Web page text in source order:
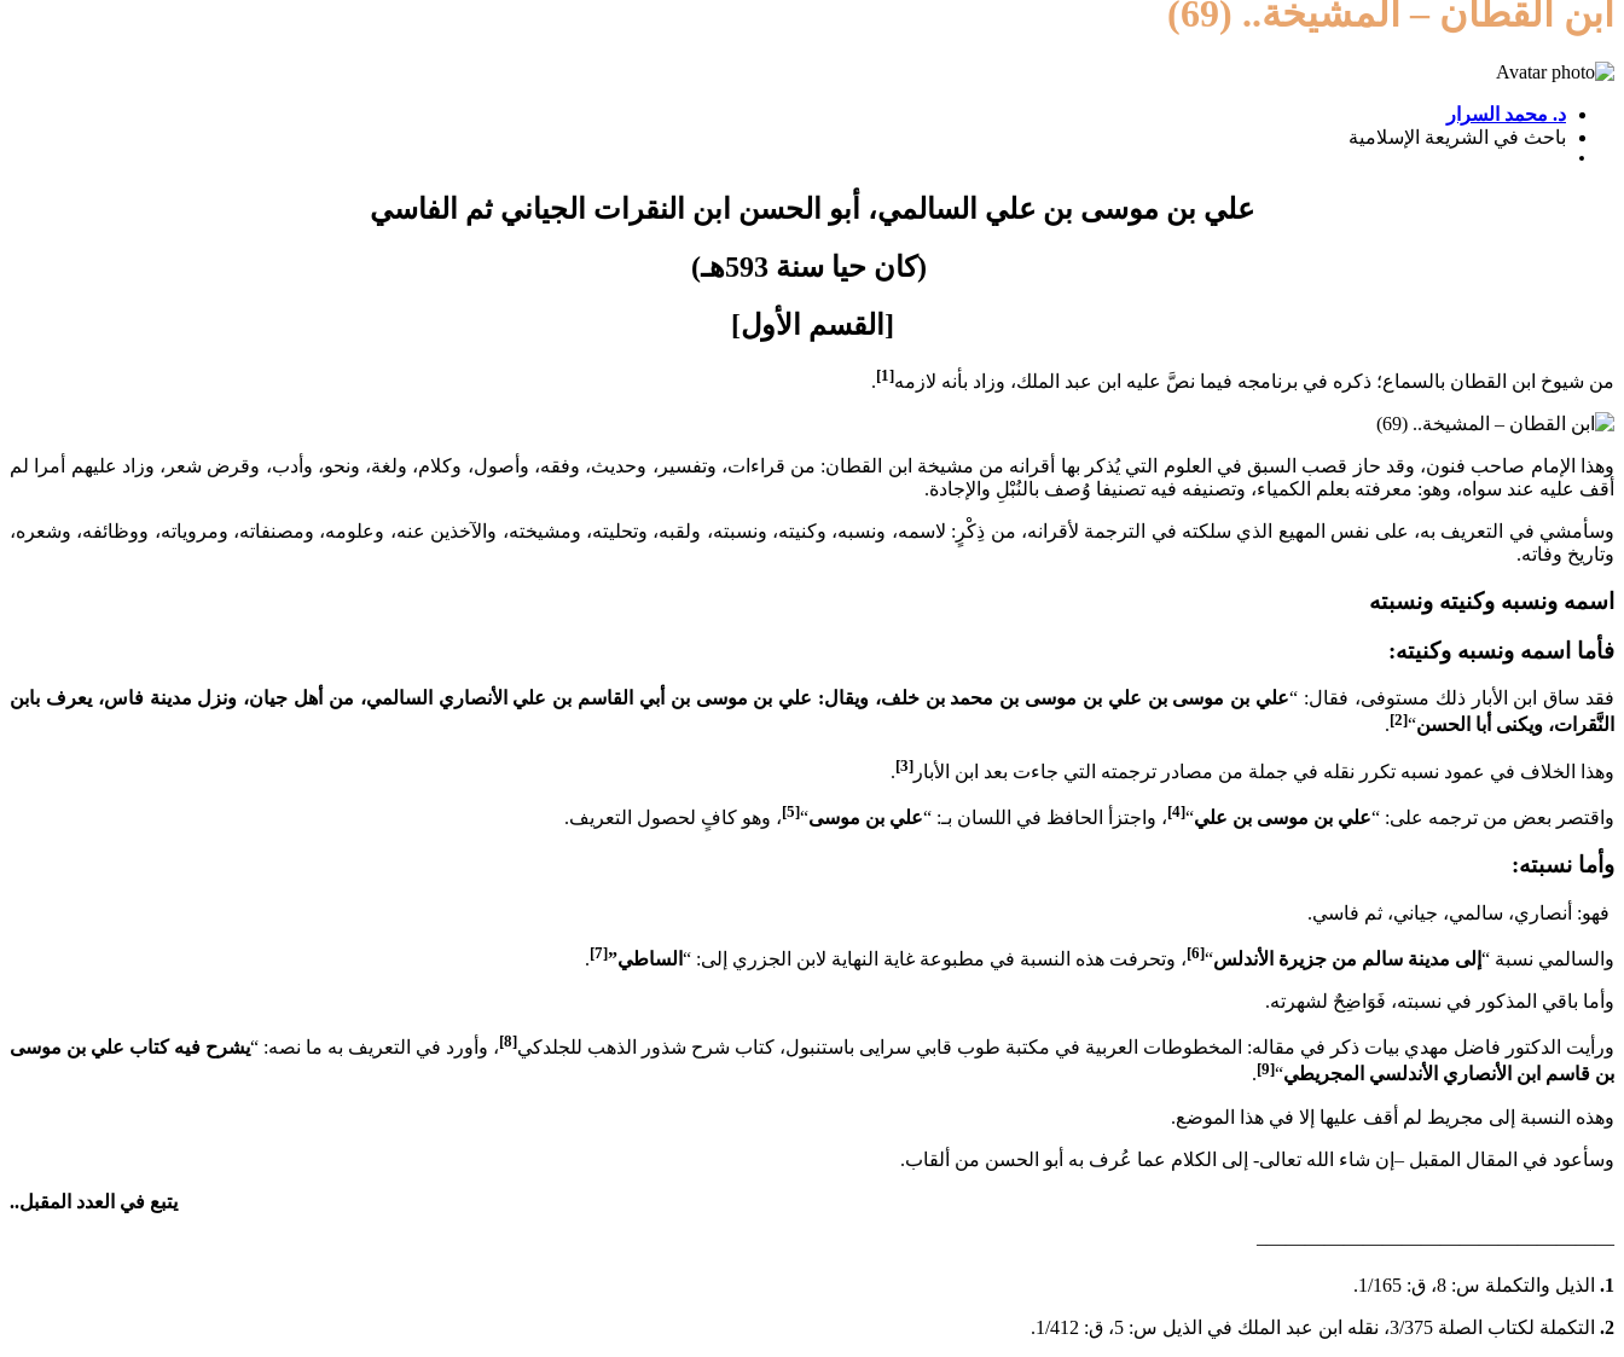
ابن القطان – المشيخة.. (69)
د. محمد السرار
باحث في الشريعة الإسلامية
علي بن موسى بن علي السالمي، أبو الحسن ابن النقرات الجياني ثم الفاسي
(كان حيا سنة 593هـ)
[القسم الأول]
من شيوخ ابن القطان بالسماع؛ ذكره في برنامجه فيما نصَّ عليه ابن عبد الملك، وزاد بأنه لازمه[1]
.
وهذا الإمام صاحب فنون، وقد حاز قصب السبق في العلوم التي يُذكر بها أقرانه من مشيخة ابن القطان: من قراءات، وتفسير، وحديث، وفقه، وأصول، وكلام، ولغة، ونحو، وأدب، وقرض شعر، وزاد عليهم أمرا لم
أقف عليه عند سواه، وهو: معرفته بعلم الكمياء، وتصنيفه فيه تصنيفا وُصف بالنُبْلِ والإجادة.
وسأمشي في التعريف به، على نفس المهيع الذي سلكته في الترجمة لأقرانه، من ذِكْرٍ: لاسمه، ونسبه، وكنيته، ونسبته، ولقبه، وتحليته، ومشيخته، والآخذين عنه، وعلومه، ومصنفاته، ومروياته، ووظائفه، وشعره،
وتاريخ وفاته.
اسمه ونسبه وكنيته ونسبته
فأما اسمه ونسبه وكنيته:
فقد ساق ابن الأبار ذلك مستوفى، فقال: “علي بن موسى بن علي بن موسى بن محمد بن خلف، ويقال: علي بن موسى بن أبي القاسم بن علي الأنصاري السالمي، من أهل جيان، ونزل مدينة فاس، يعرف بابن
النَّقرات، ويكنى أبا الحسن“
[2]
.
وهذا الخلاف في عمود نسبه تكرر نقله في جملة من مصادر ترجمته التي جاءت بعد ابن الأبار [3]
.
واقتصر بعض من ترجمه على: “علي بن موسى بن علي“
[4] ، واجتزأ الحافظ في اللسان بـ: “علي بن موسى“
[5] ، وهو كافٍ لحصول التعريف.
وأما نسبته:
فهو: أنصاري، سالمي، جياني، ثم فاسي.
والسالمي نسبة “ إلى مدينة سالم من جزيرة الأندلس“
[6] ، وتحرفت هذه النسبة في مطبوعة غاية النهاية لابن الجزري إلى: “ الساطي”[7]
.
وأما باقي المذكور في نسبته، فَوَاضِحٌ لشهرته.
ورأيت الدكتور فاضل مهدي بيات ذكر في مقاله: المخطوطات العربية في مكتبة طوب قابي سرايى باستنبول، كتاب شرح شذور الذهب للجلدكي[8] ، وأورد في التعريف به ما نصه: “يشرح فيه كتاب علي بن موسى
بن قاسم ابن الأنصاري الأندلسي المجريطي“
[9]
.
وهذه النسبة إلى مجريط لم أقف عليها إلا في هذا الموضع.
وسأعود في المقال المقبل –إن شاء الله تعالى- إلى الكلام عما عُرف به أبو الحسن من ألقاب.
يتبع في العدد المقبل..
——————————————————–
1. الذيل والتكملة س: 8، ق: 1/165.
2. التكملة لكتاب الصلة 3/375، نقله ابن عبد الملك في الذيل س: 5، ق: 1/412.